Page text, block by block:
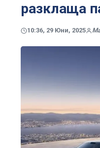
разклаща
10:36, 29 Юни, 2025